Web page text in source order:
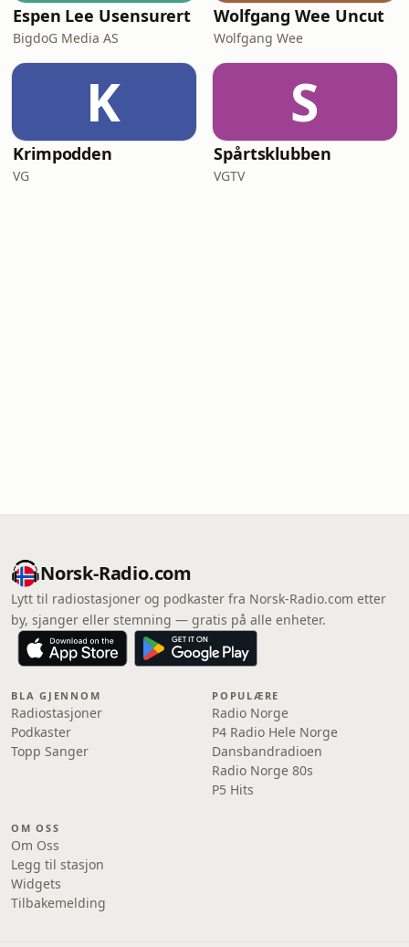
Espen Lee Usensurert
BigdoG Media AS
Wolfgang Wee Uncut
Wolfgang Wee
K
Krimpodden
VG
S
Spårtsklubben
VGTV
Norsk-Radio.com
Lytt til radiostasjoner og podkaster fra Norsk-Radio.com etter
by, sjanger eller stemning — gratis på alle enheter.
BLA GJENNOM
Radiostasjoner
Podkaster
Topp Sanger
POPULÆRE
Radio Norge
P4 Radio Hele Norge
Dansbandradioen
Radio Norge 80s
P5 Hits
OM OSS
Om Oss
Legg til stasjon
Widgets
Tilbakemelding